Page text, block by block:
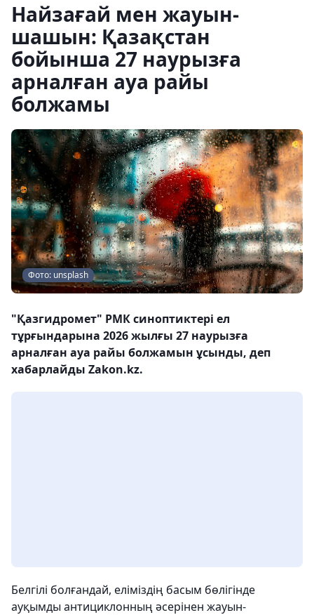
Найзағай мен жауын-
шашын: Қазақстан
бойынша 27 наурызға
арналған ауа райы
болжамы
Фото: unsplash
"Қазгидромет" РМК синоптиктері ел
тұрғындарына 2026 жылғы 27 наурызға
арналған ауа райы болжамын ұсынды, деп
хабарлайды Zakon.kz.
Белгілі болғандай, еліміздің басым бөлігінде
ауқымды антициклонның әсерінен жауын-